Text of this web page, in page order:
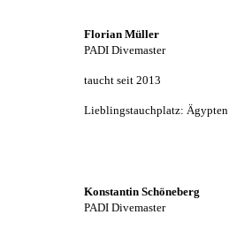
Florian Müller
PADI Divemaster
taucht seit 2013
Lieblingstauchplatz: Ägypten
Konstantin Schöneberg
PADI Divemaster